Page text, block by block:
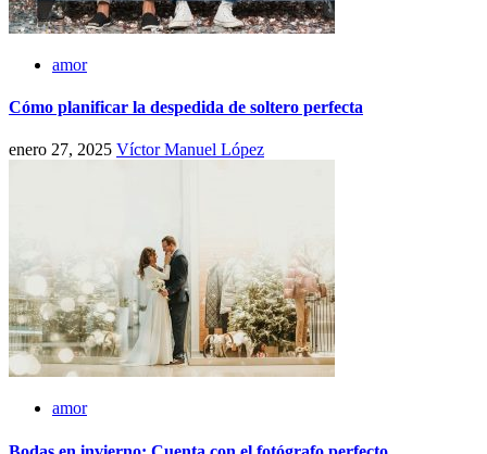
amor
Cómo planificar la despedida de soltero perfecta
enero 27, 2025 Víctor Manuel López
amor